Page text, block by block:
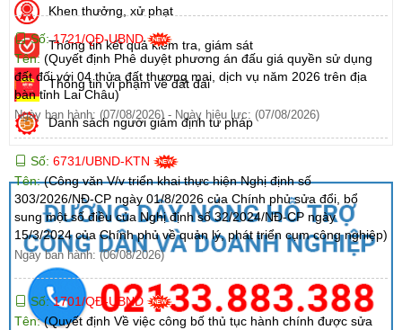
Số:1721/QĐ-UBND
Tên: (Quyết định Phê duyệt phương án đấu giá quyền sử dụng
đất đối với 04 thửa đất thương mại, dịch vụ năm 2026 trên địa
bàn tỉnh Lai Châu)
Ngày ban hành: (07/08/2026) - Ngày hiệu lực: (07/08/2026)
Số: 6731/UBND-KTN
Tên:(Công văn V/v triển khai thực hiện Nghị định số
303/2026/NĐ-CP ngày 01/8/2026 của Chính phủ sửa đổi, bổ
sung một số điều của Nghị định số 32/2024/NĐ-CP ngày
15/3/2024 của Chính phủ về quản lý, phát triển cụm công nghiệp)
Ngày ban hành: (06/08/2026)
Số:1701/QĐ-UBND
Tên:(Quyết định Về việc công bố thủ tục hành chính được sửa
Khen thưởng, xử phạt
Thông tin kết quả kiểm tra, giám sát
Thông tin vi phạm về đất đai
Danh sách người giám định tư pháp